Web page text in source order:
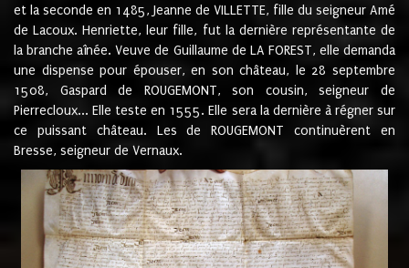
et la seconde en 1485, Jeanne de VILLETTE, fille du seigneur Amé
de Lacoux. Henriette, leur fille, fut la dernière représentante de
la branche aînée. Veuve de Guillaume de LA FOREST, elle demanda
une dispense pour épouser, en son château, le 28 septembre
1508, Gaspard de ROUGEMONT, son cousin, seigneur de
Pierrecloux... Elle teste en 1555. Elle sera la dernière à régner sur
ce puissant château. Les de ROUGEMONT continuèrent en
Bresse, seigneur de Vernaux.